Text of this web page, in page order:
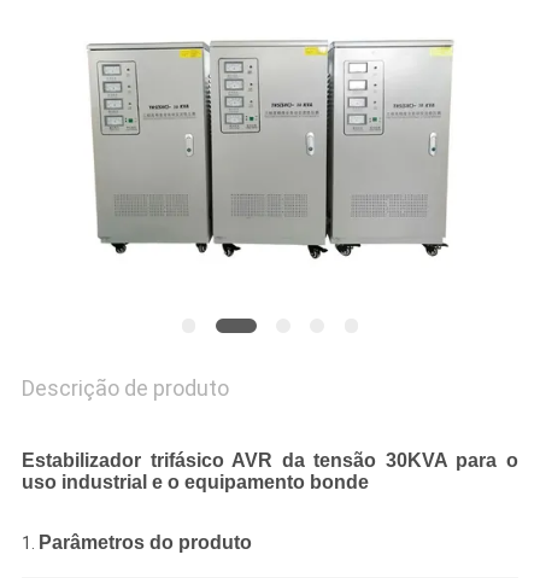
POLÍTICA
PRIVACIDADE
Descrição de produto
Estabilizador trifásico AVR da tensão 30KVA para o
uso industrial e o equipamento bonde
1. Parâmetros do produto